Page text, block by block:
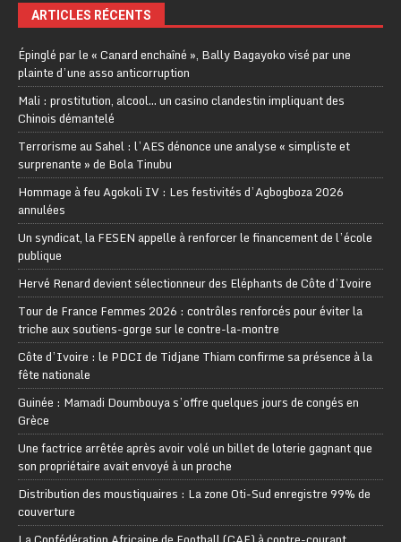
ARTICLES RÉCENTS
Épinglé par le « Canard enchaîné », Bally Bagayoko visé par une
plainte d’une asso anticorruption
Mali : prostitution, alcool… un casino clandestin impliquant des
Chinois démantelé
Terrorisme au Sahel : l’AES dénonce une analyse « simpliste et
surprenante » de Bola Tinubu
Hommage à feu Agokoli IV : Les festivités d’Agbogboza 2026
annulées
Un syndicat, la FESEN appelle à renforcer le financement de l’école
publique
Hervé Renard devient sélectionneur des Eléphants de Côte d’Ivoire
Tour de France Femmes 2026 : contrôles renforcés pour éviter la
triche aux soutiens-gorge sur le contre-la-montre
Côte d’Ivoire : le PDCI de Tidjane Thiam confirme sa présence à la
fête nationale
Guinée : Mamadi Doumbouya s’offre quelques jours de congés en
Grèce
Une factrice arrêtée après avoir volé un billet de loterie gagnant que
son propriétaire avait envoyé à un proche
Distribution des moustiquaires : La zone Oti-Sud enregistre 99% de
couverture